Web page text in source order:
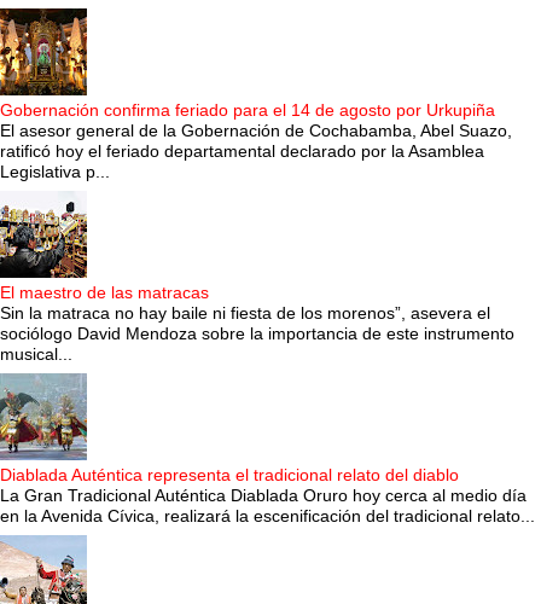
Gobernación confirma feriado para el 14 de agosto por Urkupiña
El asesor general de la Gobernación de Cochabamba, Abel Suazo,
ratificó hoy el feriado departamental declarado por la Asamblea
Legislativa p...
El maestro de las matracas
Sin la matraca no hay baile ni fiesta de los morenos”, asevera el
sociólogo David Mendoza sobre la importancia de este instrumento
musical...
Diablada Auténtica representa el tradicional relato del diablo
La Gran Tradicional Auténtica Diablada Oruro hoy cerca al medio día
en la Avenida Cívica, realizará la escenificación del tradicional relato...